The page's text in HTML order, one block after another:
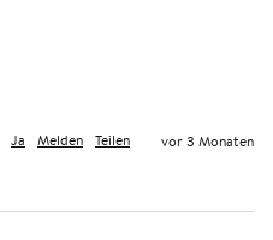
Ja Melden Teilen vor 3 Monaten